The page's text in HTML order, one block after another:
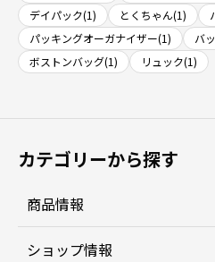
デイパック(1)
とくちゃん(1)
パッキングオーガナイザー(1)
バ
ボストンバッグ(1)
リュック(1)
カテゴリーから探す
商品情報
ショップ情報